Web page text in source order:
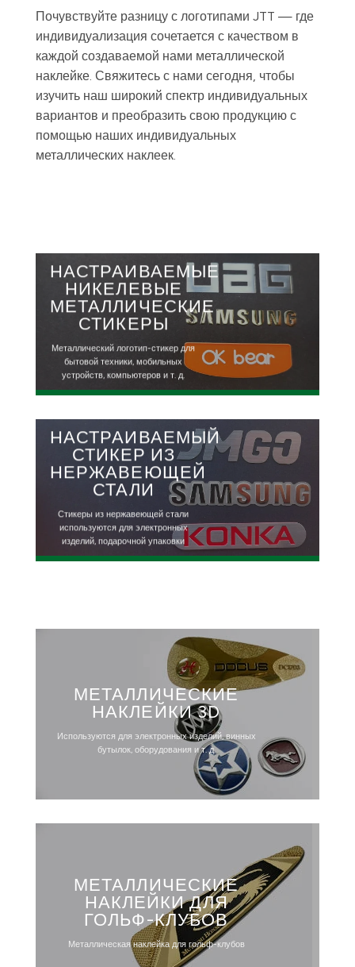
Почувствуйте разницу с логотипами JTT — где
индивидуализация сочетается с качеством в
каждой создаваемой нами металлической
наклейке. Свяжитесь с нами сегодня, чтобы
изучить наш широкий спектр индивидуальных
вариантов и преобразить свою продукцию с
помощью наших индивидуальных
металлических наклеек.
НАСТРАИВАЕМЫЕ
НИКЕЛЕВЫЕ
МЕТАЛЛИЧЕСКИЕ
СТИКЕРЫ
Металлический логотип-стикер для
бытовой техники, мобильных
устройств, компьютеров и т. д.
НАСТРАИВАЕМЫЙ
СТИКЕР ИЗ
НЕРЖАВЕЮЩЕЙ
СТАЛИ
Стикеры из нержавеющей стали
используются для электронных
изделий, подарочной упаковки
МЕТАЛЛИЧЕСКИЕ
НАКЛЕЙКИ 3D
Используются для электронных изделий, винных
бутылок, оборудования и т. д.
МЕТАЛЛИЧЕСКИЕ
НАКЛЕЙКИ ДЛЯ
ГОЛЬФ-КЛУБОВ
Металлическая наклейка для гольф-клубов